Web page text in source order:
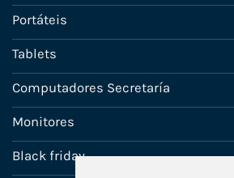
Portáteis
Tablets
Computadores Secretaría
Monitores
Black friday